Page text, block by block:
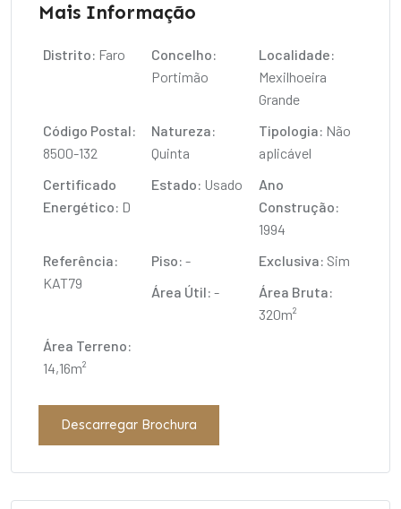
Mais Informação
Distrito: Faro
Concelho:
Portimão
Localidade:
Mexilhoeira
Grande
Código Postal:
8500-132
Natureza:
Quinta
Tipologia: Não
aplicável
Certificado
Energético: D
Estado: Usado
Ano
Construção:
1994
Referência:
KAT79
Piso: - Exclusiva: Sim
Área Útil: -
Área Bruta:
320m²
Área Terreno:
14,16m²
Descarregar Brochura